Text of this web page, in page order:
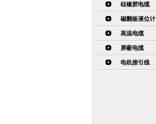
硅橡胶电缆
磁翻板液位计
高温电缆
屏蔽电缆
电机接引线